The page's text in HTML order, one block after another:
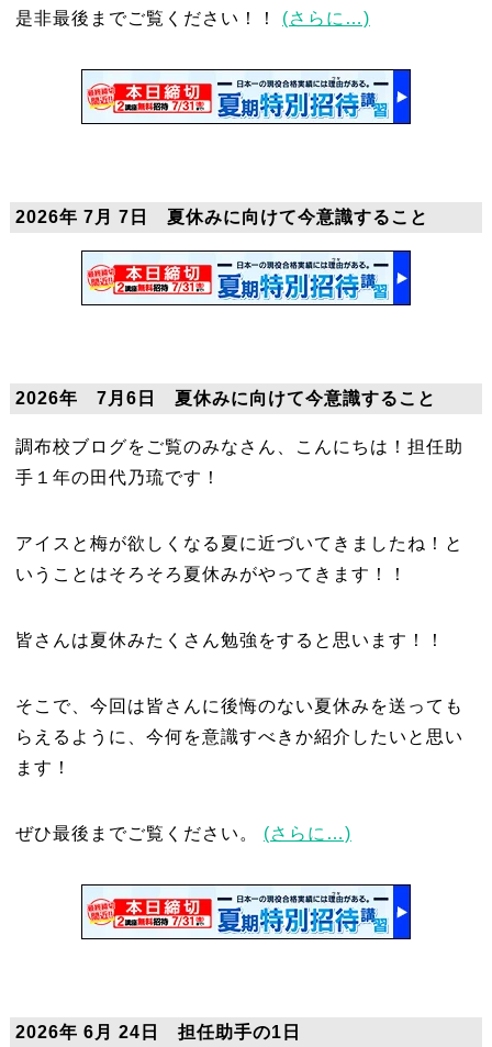
是非最後までご覧ください！！ (さらに…)
2026年 7月 7日 夏休みに向けて今意識すること
2026年 7月6日 夏休みに向けて今意識すること
調布校ブログをご覧のみなさん、こんにちは！担任助
手１年の田代乃琉です！
アイスと梅が欲しくなる夏に近づいてきましたね！と
いうことはそろそろ夏休みがやってきます！！
皆さんは夏休みたくさん勉強をすると思います！！
そこで、今回は皆さんに後悔のない夏休みを送っても
らえるように、今何を意識すべきか紹介したいと思い
ます！
ぜひ最後までご覧ください。 (さらに…)
2026年 6月 24日 担任助手の1日